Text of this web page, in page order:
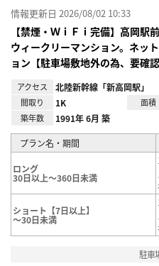
情報更新日 2026/08/02 10:33
【禁煙・ＷｉＦｉ完備】高岡駅
ウィークリーマンション。ネッ
ョン【駐車場敷地外の為、要確認
アクセス 北陸新幹線「新高岡駅」
間取り 1K 面積
築年数 1991年 6月 築
プラン名・期間
ロング
30日以上～360日未満
ショート【7日以上】
～30日未満
駐車